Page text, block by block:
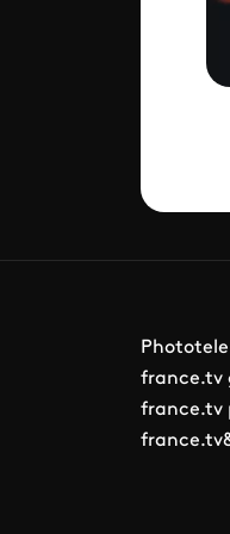
Phototele
france.tv
france.tv